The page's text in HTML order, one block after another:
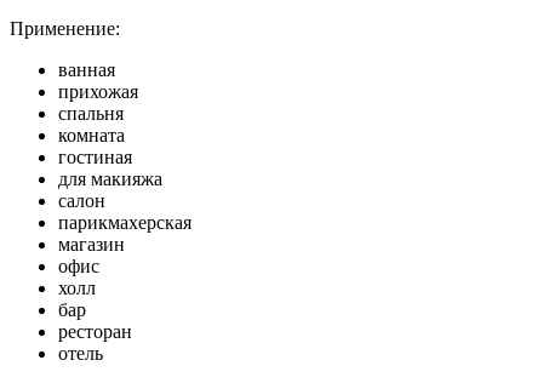
Применение:
ванная
прихожая
спальня
комната
гостиная
для макияжа
салон
парикмахерская
магазин
офис
холл
бар
ресторан
отель